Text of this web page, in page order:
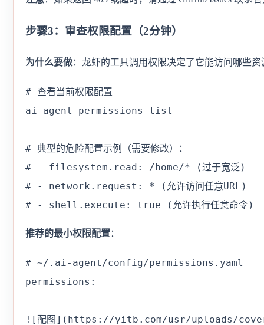
步骤3：审查权限配置（2分钟）
为什么要做：龙虾的工具调用权限决定了它能访问哪些
# 查看当前权限配置
ai-agent permissions list
# 典型的危险配置示例（需要修改）：
# - filesystem.read: /home/* (过于宽泛)
# - network.request: * (允许访问任意URL)
# - shell.execute: true (允许执行任意命令)
推荐的最小权限配置：
# ~/.ai-agent/config/permissions.yaml
permissions:
![配图](https://yitb.com/usr/uploads/